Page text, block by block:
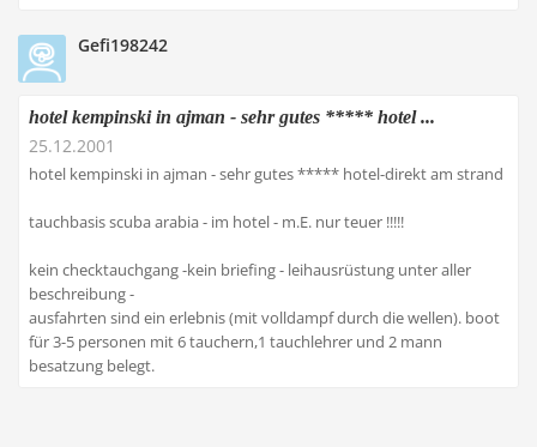
Gefi198242
hotel kempinski in ajman - sehr gutes ***** hotel ...
25.12.2001
hotel kempinski in ajman - sehr gutes ***** hotel-direkt am strand
tauchbasis scuba arabia - im hotel - m.E. nur teuer !!!!!
kein checktauchgang -kein briefing - leihausrüstung unter aller
beschreibung -
ausfahrten sind ein erlebnis (mit volldampf durch die wellen). boot
für 3-5 personen mit 6 tauchern,1 tauchlehrer und 2 mann
besatzung belegt.